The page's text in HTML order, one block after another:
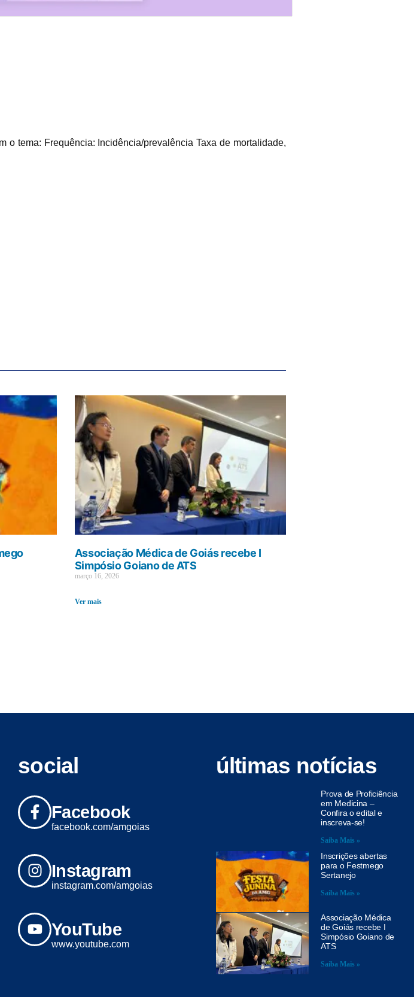
tema: Frequência: Incidência/prevalência Taxa de mortalidade,
Associação Médica de Goiás recebe I
Simpósio Goiano de ATS
março 16, 2026
Ver mais
social
Facebook
facebook.com/amgoias
Instagram
instagram.com/amgoias
YouTube
www.youtube.com
últimas notícias
Prova de Proficiência
em Medicina –
Confira o edital e
inscreva-se!
Saiba Mais »
Inscrições abertas
para o Festmego
Sertanejo
Saiba Mais »
Associação Médica
de Goiás recebe I
Simpósio Goiano de
ATS
Saiba Mais »